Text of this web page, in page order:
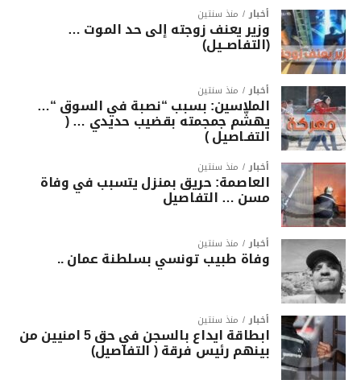
أخبار منذ سنتين
وزير يعنف زوجته إلى حد الموت …
(التفاصــيل)
أخبار منذ سنتين
الملاسين: بسبب “نصبة في السوق “…
يهشّم جمجمته بقضيب حديدي … (
التفـاصيل )
أخبار منذ سنتين
العاصمة: حريق بمنزل يتسبب في وفاة
مسن … التفاصيل
أخبار منذ سنتين
وفاة طبيب تونسي بسلطنة عمان ..
أخبار منذ سنتين
ابطاقة ايداع بالسجن في حق 5 امنيين من
بينهم رئيس فرقة ( التفاصيل)